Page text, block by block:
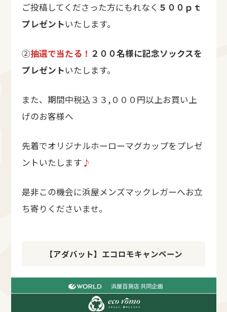
ご投稿してくださった方にもれなく ５００ｐｔ
プレゼントいたします。
②抽選で当たる！ ２００名様に記念ソックスを
プレゼントいたします。
また、期間中税込３３,０００円以上お買い上
げのお客様へ
先着でオリジナルホーローマグカップをプレゼ
ントいたします ♪
是非この機会に浜屋メンズマックレガーへお立
ち寄りくださいませ。
【アダバット】エコロモキャンペーン